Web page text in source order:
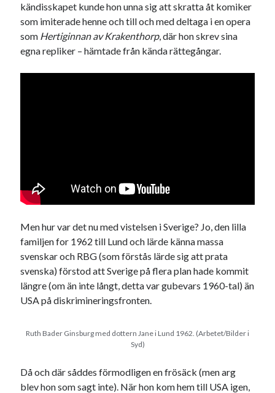
kändisskapet kunde hon unna sig att skratta åt komiker
som imiterade henne och till och med deltaga i en opera
som Hertiginnan av Krakenthorp, där hon skrev sina
egna repliker – hämtade från kända rättegångar.
Men hur var det nu med vistelsen i Sverige? Jo, den lilla
familjen for 1962 till Lund och lärde känna massa
svenskar och RBG (som förstås lärde sig att prata
svenska) förstod att Sverige på flera plan hade kommit
längre (om än inte långt, detta var gubevars 1960-tal) än
USA på diskrimineringsfronten.
Ruth Bader Ginsburg med dottern Jane i Lund 1962. (Arbetet/Bilder i
Syd)
Då och där såddes förmodligen en frösäck (men arg
blev hon som sagt inte). När hon kom hem till USA igen,